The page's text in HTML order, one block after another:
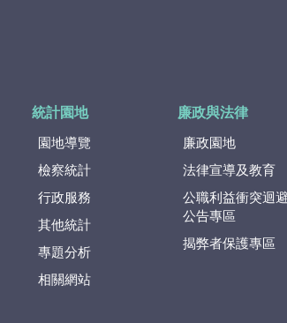
統計園地
園地導覽
檢察統計
行政服務
其他統計
專題分析
相關網站
廉政與法律
廉政園地
法律宣導及教育
公職利益衝突迴
公告專區
揭弊者保護專區